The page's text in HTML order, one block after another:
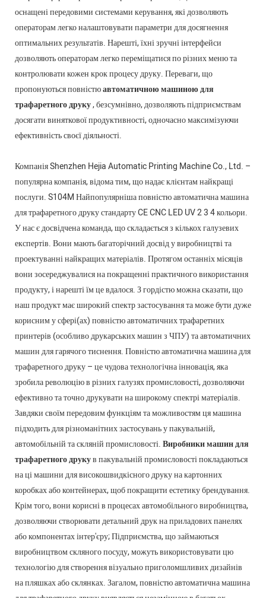
оснащені передовими системами керування, які дозволяють
операторам легко налаштовувати параметри для досягнення
оптимальних результатів. Нарешті, їхні зручні інтерфейси
дозволяють операторам легко переміщатися по різних меню та
контролювати кожен крок процесу друку. Переваги, що
пропонуються повністюавтоматичною машиною для
трафаретного друку, безсумнівно, дозволяють підприємствам
досягати виняткової продуктивності, одночасно максимізуючи
ефективність своєї діяльності.
Компанія Shenzhen Hejia Automatic Printing Machine Co., Ltd. –
популярна компанія, відома тим, що надає клієнтам найкращі
послуги. S104M Найпопулярніша повністю автоматична машина
для трафаретного друку стандарту CE CNC LED UV 2 3 4 кольори.
У нас є досвідчена команда, що складається з кількох галузевих
експертів. Вони мають багаторічний досвід у виробництві та
проектуванні найкращих матеріалів. Протягом останніх місяців
вони зосереджувалися на покращенні практичного використання
продукту, і нарешті їм це вдалося. З гордістю можна сказати, що
наш продукт має широкий спектр застосування та може бути дуже
корисним у сфері(ах) повністю автоматичних трафаретних
принтерів (особливо друкарських машин з ЧПУ) та автоматичних
машин для гарячого тиснення. Повністю автоматична машина для
трафаретного друку – це чудова технологічна інновація, яка
зробила революцію в різних галузях промисловості, дозволяючи
ефективно та точно друкувати на широкому спектрі матеріалів.
Завдяки своїм передовим функціям та можливостям ця машина
підходить для різноманітних застосувань у пакувальній,
автомобільній та скляній промисловості.Виробники машин для
трафаретного друкув пакувальній промисловості покладаються
на ці машини для високошвидкісного друку на картонних
коробках або контейнерах, щоб покращити естетику брендування.
Крім того, вони корисні в процесах автомобільного виробництва,
дозволяючи створювати детальний друк на приладових панелях
або компонентах інтер'єру; Підприємства, що займаються
виробництвом скляного посуду, можуть використовувати цю
технологію для створення візуально приголомшливих дизайнів
на пляшках або склянках. Загалом, повністю автоматична машина